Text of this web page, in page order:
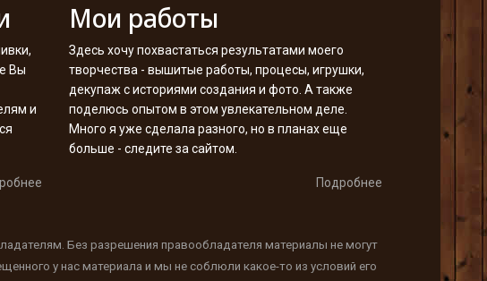
Вы
и
Мои работы
Здесь хочу похвастаться результатами моего
творчества - вышитые работы, процесы, игрушки,
декупаж с историями создания и фото. А также
поделюсь опытом в этом увлекательном деле.
Много я уже сделала разного, но в планах еще
больше - следите за сайтом.
Подробнее
Без разрешения правообладателя материалы не могут
у нас материала и мы не соблюли какое-то из условий его